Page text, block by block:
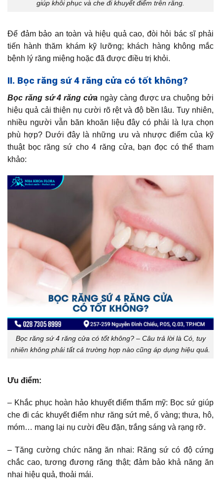
giúp khôi phục và che đi khuyết điểm trên răng.
Để đảm bảo an toàn và hiệu quả cao, đòi hỏi bác sĩ phải
tiến hành thăm khám kỹ lưỡng; khách hàng không mắc
bệnh lý răng miệng hoặc đã được điều trị khỏi.
II. Bọc răng sứ 4 răng cửa có tốt không?
Bọc răng sứ 4 răng cửa ngày càng được ưa chuộng bởi
hiệu quả cải thiện nụ cười rõ rệt và độ bền lâu. Tuy nhiên,
nhiều người vẫn băn khoăn liệu đây có phải là lựa chọn
phù hợp? Dưới đây là những ưu và nhược điểm của kỹ
thuật bọc răng sứ cho 4 răng cửa, bạn đọc có thể tham
khảo:
Bọc răng sứ 4 răng cửa có tốt không? – Câu trả lời là Có, tuy
nhiên không phải tất cả trường hợp nào cũng áp dụng hiệu quả.
Ưu điểm:
– Khắc phục hoàn hảo khuyết điểm thẩm mỹ: Bọc sứ giúp
che đi các khuyết điểm như răng sứt mẻ, ố vàng; thưa, hô,
móm… mang lại nụ cười đều đặn, trắng sáng và rạng rỡ.
– Tăng cường chức năng ăn nhai: Răng sứ có độ cứng
chắc cao, tương đương răng thật; đảm bảo khả năng ăn
nhai hiệu quả, thoải mái.